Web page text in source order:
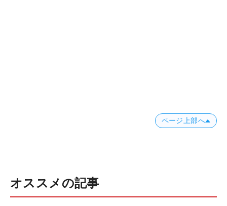
ページ上部へ
オススメの記事